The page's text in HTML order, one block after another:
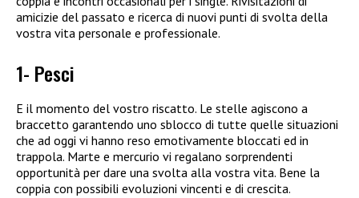
amicizie del passato e ricerca di nuovi punti di svolta della
vostra vita personale e professionale.
1- Pesci
E il momento del vostro riscatto. Le stelle agiscono a
braccetto garantendo uno sblocco di tutte quelle situazioni
che ad oggi vi hanno reso emotivamente bloccati ed in
trappola. Marte e mercurio vi regalano sorprendenti
opportunità per dare una svolta alla vostra vita. Bene la
coppia con possibili evoluzioni vincenti e di crescita.